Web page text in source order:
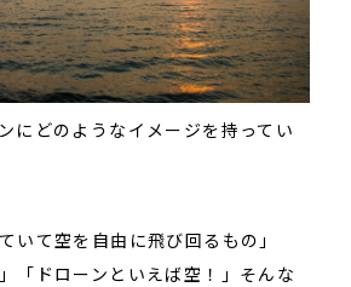
にどのようなイメージを持ってい
いて空を自由に飛び回るもの」
「ドローンといえば空！」そんな